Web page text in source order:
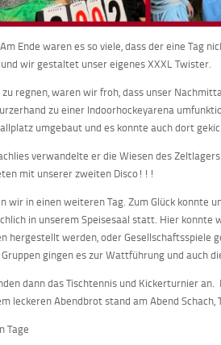
Ende waren es so viele, dass der eine Tag
wir gestaltet unser eigenes XXXL Twister.
regnen, waren wir froh, dass unser
zu einer Indoorhockeyarena
umgebaut und es konnte auch dort
verwandelte er die Wiesen des
mit unserer zweiten Disco!!!
in einen weiteren Tag. Zum Glück konnte
in unserem Speisesaal statt. Hier konnte
hergestellt werden, oder Gesellschaftsspiele
gingen es zur Wattführung und auch
dann das Tischtennis und Kickerturnier
leckeren Abendbrot stand am Abend
Tage